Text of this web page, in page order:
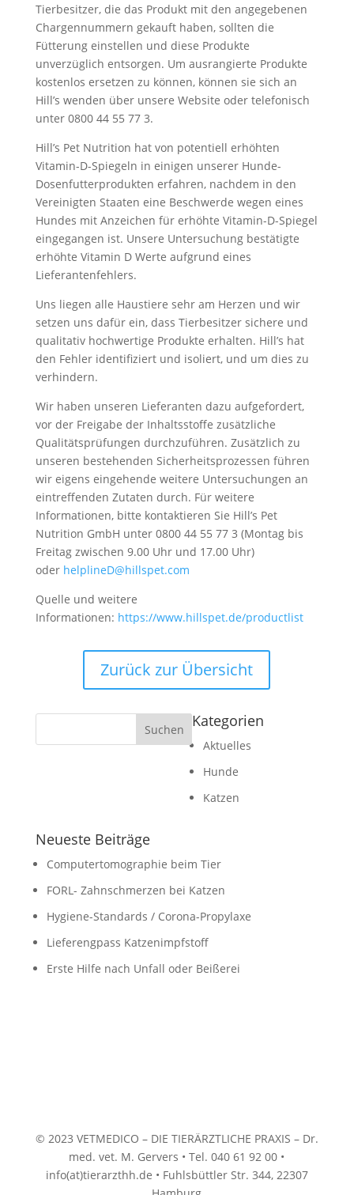
Tierbesitzer, die das Produkt mit den angegebenen
Chargennummern gekauft haben, sollten die
Fütterung einstellen und diese Produkte
unverzüglich entsorgen. Um ausrangierte Produkte
kostenlos ersetzen zu können, können sie sich an
Hill’s wenden über unsere Website oder telefonisch
unter 0800 44 55 77 3.
Hill’s Pet Nutrition hat von potentiell erhöhten
Vitamin-D-Spiegeln in einigen unserer Hunde-
Dosenfutterprodukten erfahren, nachdem in den
Vereinigten Staaten eine Beschwerde wegen eines
Hundes mit Anzeichen für erhöhte Vitamin-D-Spiegel
eingegangen ist. Unsere Untersuchung bestätigte
erhöhte Vitamin D Werte aufgrund eines
Lieferantenfehlers.
Uns liegen alle Haustiere sehr am Herzen und wir
setzen uns dafür ein, dass Tierbesitzer sichere und
qualitativ hochwertige Produkte erhalten. Hill’s hat
den Fehler identifiziert und isoliert, und um dies zu
verhindern.
Wir haben unseren Lieferanten dazu aufgefordert,
vor der Freigabe der Inhaltsstoffe zusätzliche
Qualitätsprüfungen durchzuführen. Zusätzlich zu
unseren bestehenden Sicherheitsprozessen führen
wir eigens eingehende weitere Untersuchungen an
eintreffenden Zutaten durch. Für weitere
Informationen, bitte kontaktieren Sie Hill’s Pet
Nutrition GmbH unter 0800 44 55 77 3 (Montag bis
Freitag zwischen 9.00 Uhr und 17.00 Uhr)
oder helplineD@hillspet.com
Quelle und weitere
Informationen: https://www.hillspet.de/productlist
Zurück zur Übersicht
Kategorien
Aktuelles
Hunde
Katzen
Neueste Beiträge
Computertomographie beim Tier
FORL- Zahnschmerzen bei Katzen
Hygiene-Standards / Corona-Propylaxe
Lieferengpass Katzenimpfstoff
Erste Hilfe nach Unfall oder Beißerei
© 2023 VETMEDICO – DIE TIERÄRZTLICHE PRAXIS – Dr.
med. vet. M. Gervers • Tel. 040 61 92 00 •
info(at)tierarzthh.de • Fuhlsbüttler Str. 344, 22307